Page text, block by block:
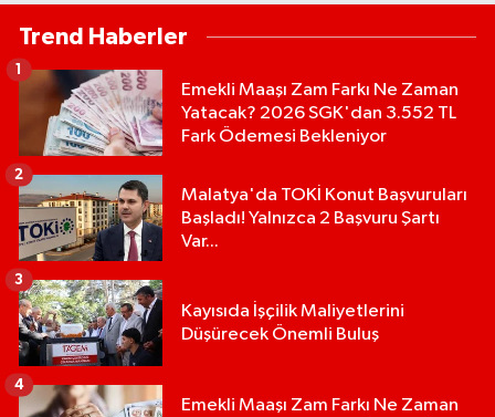
Trend Haberler
Emekli Maaşı Zam Farkı Ne Zaman
Yatacak? 2026 SGK'dan 3.552 TL
Fark Ödemesi Bekleniyor
1
Malatya'da TOKİ Konut Başvuruları
Başladı! Yalnızca 2 Başvuru Şartı
Var...
2
Kayısıda İşçilik Maliyetlerini
Düşürecek Önemli Buluş
3
Emekli Maaşı Zam Farkı Ne Zaman
4